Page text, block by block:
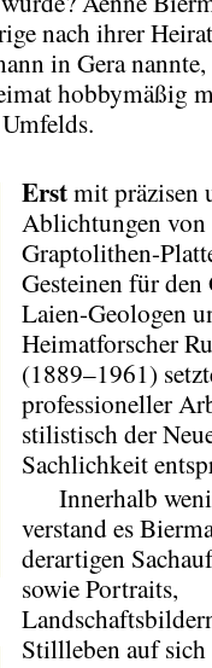
nach ihrer
in Gera
hobbymäßig
Erstmit präzisen
Ablichtungen von
Graptolithen-
Gesteinen für den
Laien-Geologen
Heimatforscher
(1889–1961)
professioneller
stilistisch der
Sachlichkeit
Innerhalb
verstand es
derartigen
sowie Portraits,
Stillleben auf